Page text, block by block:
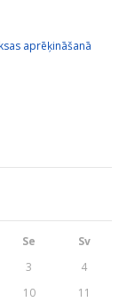
aprēķināšanā
Se
Sv
3
4
10
11